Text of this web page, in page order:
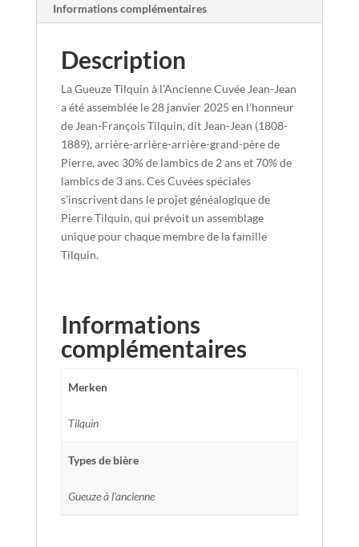
Informations complémentaires
Description
La Gueuze Tilquin à l’Ancienne Cuvée Jean-Jean
a été assemblée le 28 janvier 2025 en l’honneur
de Jean-François Tilquin, dit Jean-Jean (1808-
1889), arrière-arrière-arrière-grand-père de
Pierre, avec 30% de lambics de 2 ans et 70% de
lambics de 3 ans. Ces Cuvées spéciales
s’inscrivent dans le projet généalogique de
Pierre Tilquin, qui prévoit un assemblage
unique pour chaque membre de la famille
Tilquin.
Informations
complémentaires
Merken
Tilquin
Types de bière
Gueuze à l'ancienne